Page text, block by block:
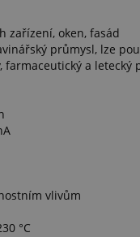
zařízení, oken, fasád
průmysl, lze
farmaceutický a letecký
vlivům
°C